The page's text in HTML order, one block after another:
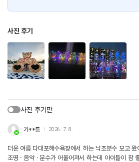
사진 후기
사진 후기만
기**름 2026. 7. 8.
더운 여름 다대포해수욕장에서 하는 낙조분수 보고
조명ㆍ음악ㆍ분수가 어울어져서 하는데 아이들이 참